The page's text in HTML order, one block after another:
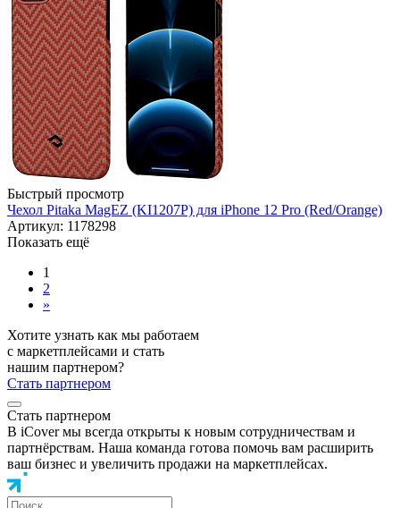
Быстрый просмотр
Чехол Pitaka MagEZ (KI1207P) для iPhone 12 Pro (Red/Orange)
Артикул: 1178298
Показать ещё
1
2
»
Хотите узнать как мы работаем
с маркетплейсами и стать
нашим партнером?
Стать партнером
Стать партнером
В iCover мы всегда открыты к новым сотрудничествам и
партнёрствам. Наша команда готова помочь вам расширить
ваш бизнес и увеличить продажи на маркетплейсах.